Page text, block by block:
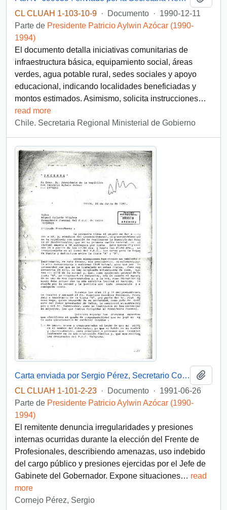
CL CLUAH 1-103-10-9 · Documento · 1990-12-11
Parte de Presidente Patricio Aylwin Azócar (1990-
1994)
El documento detalla iniciativas comunitarias de
infraestructura básica, equipamiento social, áreas
verdes, agua potable rural, sedes sociales y apoyo
educacional, indicando localidades beneficiadas y
montos estimados. Asimismo, solicita instrucciones…
read more
Chile. Secretaria Regional Ministerial de Gobierno
Carta enviada por Sergio Pérez, Secretario Comunal del PDC en Talca, dirigida al Presidente Patricio Aylwin
CL CLUAH 1-101-2-23 · Documento · 1991-06-26
Parte de Presidente Patricio Aylwin Azócar (1990-
1994)
El remitente denuncia irregularidades y presiones
internas ocurridas durante la elección del Frente de
Profesionales, describiendo amenazas, uso indebido
del cargo público y presiones ejercidas por el Jefe de
Gabinete del Gobernador. Expone situaciones… read
more
Cornejo Pérez, Sergio